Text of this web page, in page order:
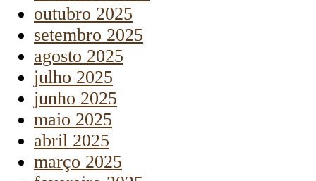
outubro 2025
setembro 2025
agosto 2025
julho 2025
junho 2025
maio 2025
abril 2025
março 2025